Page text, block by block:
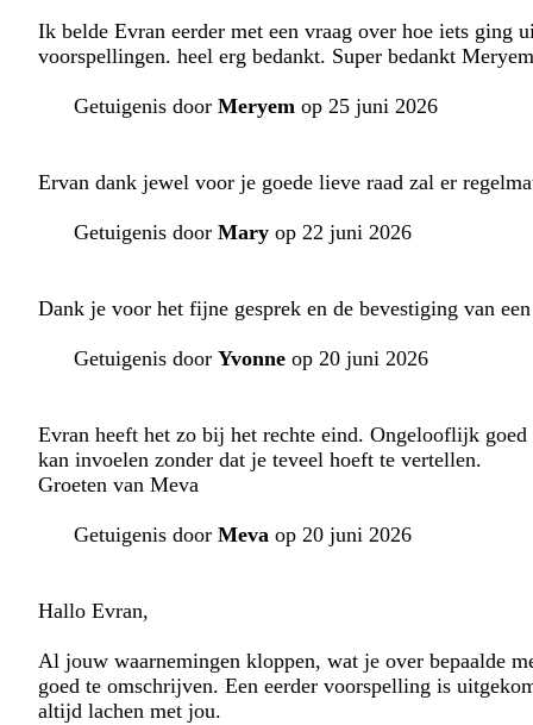
Ik belde Evran eerder met een vraag over hoe iets
voorspellingen. heel erg bedankt. Super bedankt
Getuigenis door Meryem op 25 juni 2026
Ervan dank jewel voor je goede lieve raad zal er
Getuigenis door Mary op 22 juni 2026
Dank je voor het fijne gesprek en de bevestiging van
Getuigenis door Yvonne op 20 juni 2026
Evran heeft het zo bij het rechte eind. Ongelooflijk
kan invoelen zonder dat je teveel hoeft te vertellen.
Groeten van Meva
Getuigenis door Meva op 20 juni 2026
Hallo Evran,
Al jouw waarnemingen kloppen, wat je over bepaalde
goed te omschrijven. Een eerder voorspelling is
altijd lachen met jou.